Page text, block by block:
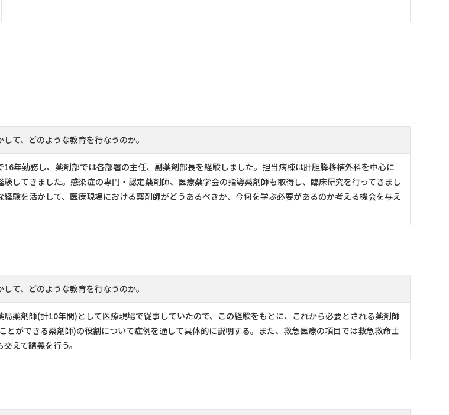
て、どのような教育を行なうのか。
16年勤務し、薬剤部では各部署の主任、副薬剤部長を経験しました。担当病棟は肝胆膵移植外科を中心に
験してきました。感染症の専門・認定薬剤師、医療薬学会の指導薬剤師も取得し、臨床研究を行ってきまし
経験を活かして、医療現場における薬剤師がどうあるべきか、今何を学ぶ必要があるのか考える機会を与え
て、どのような教育を行なうのか。
局薬剤師(計10年間)として医療現場で従事していたので、この経験をもとに、これから必要とされる薬剤師
とができる薬剤師)の役割について症例を通して具体的に説明する。また、救急医療の項目では救急救命士
えて講義を行う。